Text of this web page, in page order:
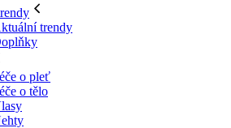
trendy
o pleť
o tělo